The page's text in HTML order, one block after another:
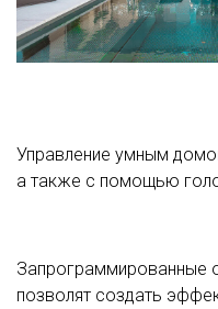
Управление умным
а также с помощью
Запрограммированные
позволят создать